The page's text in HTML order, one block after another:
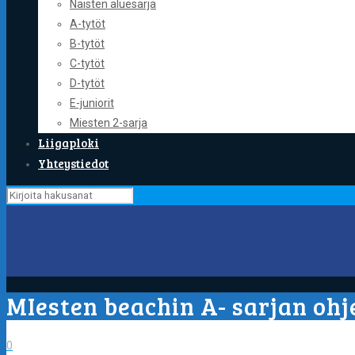
Naisten aluesarja
A-tytöt
B-tytöt
C-tytöt
D-tytöt
E-juniorit
Miesten 2-sarja
Liigaploki
Yhteystiedot
MIesten beachin A- sarjan
0